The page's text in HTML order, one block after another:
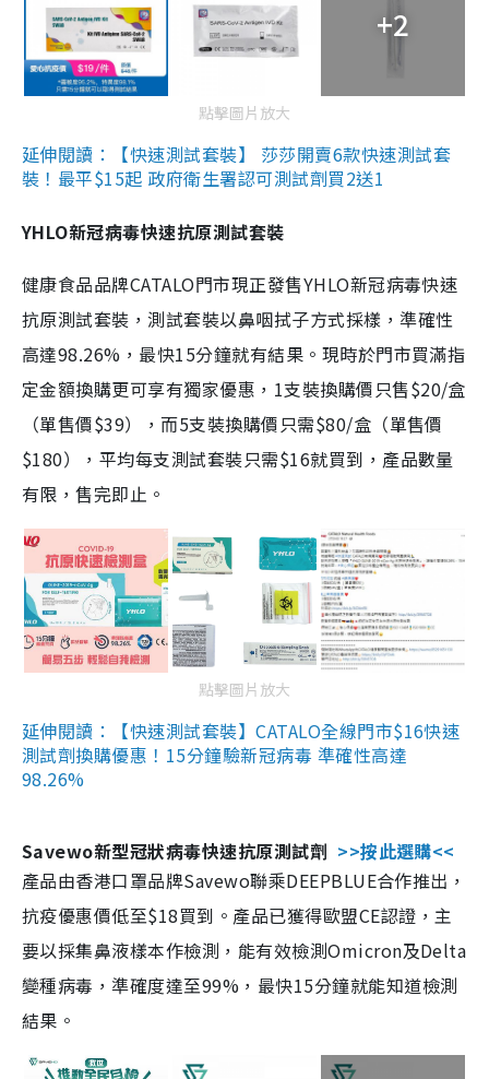
+2
點擊圖片放大
延伸閱讀：【快速測試套裝】 莎莎開賣6款快速測試套
裝！最平$15起 政府衛生署認可測試劑買2送1
YHLO新冠病毒快速抗原測試套裝
健康食品品牌CATALO門市現正發售YHLO新冠病毒快速
抗原測試套裝，測試套裝以鼻咽拭子方式採樣，準確性
高達98.26%，最快15分鐘就有結果。現時於門市買滿指
定金額換購更可享有獨家優惠，1支裝換購價只售$20/盒
（單售價$39），而5支裝換購價只需$80/盒（單售價
$180），平均每支測試套裝只需$16就買到，產品數量
有限，售完即止。
點擊圖片放大
延伸閱讀：【快速測試套裝】CATALO全線門市$16快速
測試劑換購優惠！15分鐘驗新冠病毒 準確性高達
98.26%
Savewo新型冠狀病毒快速抗原測試劑 >>按此選購<<
產品由香港口罩品牌Savewo聯乘DEEPBLUE合作推出，
抗疫優惠價低至$18買到。產品已獲得歐盟CE認證，主
要以採集鼻液樣本作檢測，能有效檢測Omicron及Delta
變種病毒，準確度達至99%，最快15分鐘就能知道檢測
結果。